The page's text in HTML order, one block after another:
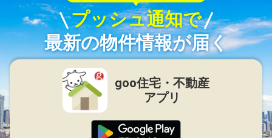
プッシュ通知で
最新の物件情報が届く
goo住宅・不動産
アプリ